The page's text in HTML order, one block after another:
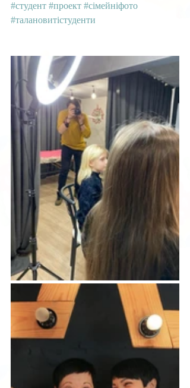
#студент #проект #сімейніфото
#талановитістуденти